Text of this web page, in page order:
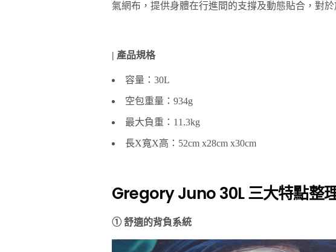
氣網布，提供身體在行進間的支撐及動態貼合，對
| 產品規格
容量：30L
空包重量：934g
最大負重：11.3kg
長X寬X高：52cm x28cm x30cm
Gregory Juno 30L 三大特點整
① 舒適的背負系統